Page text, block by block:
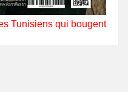
Tunisiens qui bougent